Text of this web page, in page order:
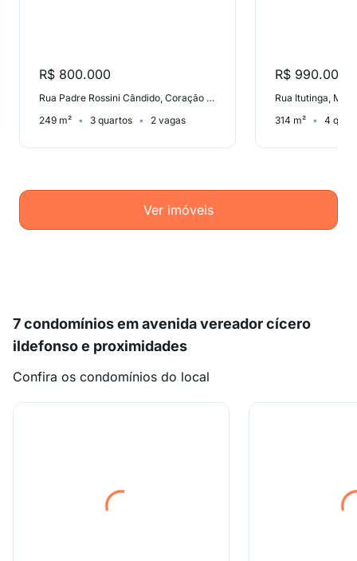
R$ 800.000
Rua Padre Rossini Cândido, Coração Eucarístico
249 m²
3 quartos 2 vagas
R$ 990.000
Rua Itutinga,
314 m²
4
Ver imóveis
7 condomínios em avenida vereador cícero
ildefonso e proximidades
Confira os condomínios do local